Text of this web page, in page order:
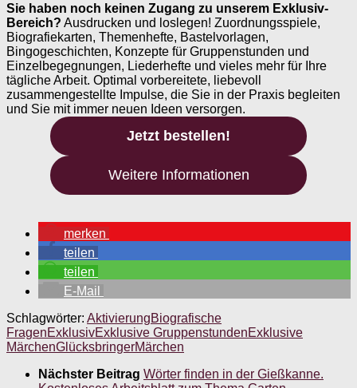
Sie haben noch keinen Zugang zu unserem Exklusiv-
Bereich? Ausdrucken und loslegen! Zuordnungsspiele,
Biografiekarten, Themenhefte, Bastelvorlagen,
Bingogeschichten, Konzepte für Gruppenstunden und
Einzelbegegnungen, Liederhefte und vieles mehr für Ihre
tägliche Arbeit. Optimal vorbereitete, liebevoll
zusammengestellte Impulse, die Sie in der Praxis begleiten
und Sie mit immer neuen Ideen versorgen.
Jetzt bestellen!
Weitere Informationen
merken
teilen
teilen
E-Mail
Schlagwörter: AktivierungBiografische
FragenExklusivExklusive GruppenstundenExklusive
MärchenGlücksbringerMärchen
Nächster Beitrag Wörter finden in der Gießkanne.